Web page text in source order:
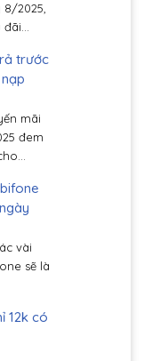
2025,
trước
mãi
đem
vài
sẽ là
12k có